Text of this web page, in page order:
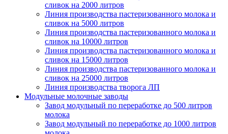
сливок на 2000 литров
Линия производства пастеризованного молока и
сливок на 5000 литров
Линия производства пастеризованного молока и
сливок на 10000 литров
Линия производства пастеризованного молока и
сливок на 15000 литров
Линия производства пастеризованного молока и
сливок на 25000 литров
Линия производства творога ЛП
Модульные молочные заводы
Завод модульный по переработке до 500 литров
молока
Завод модульный по переработке до 1000 литров